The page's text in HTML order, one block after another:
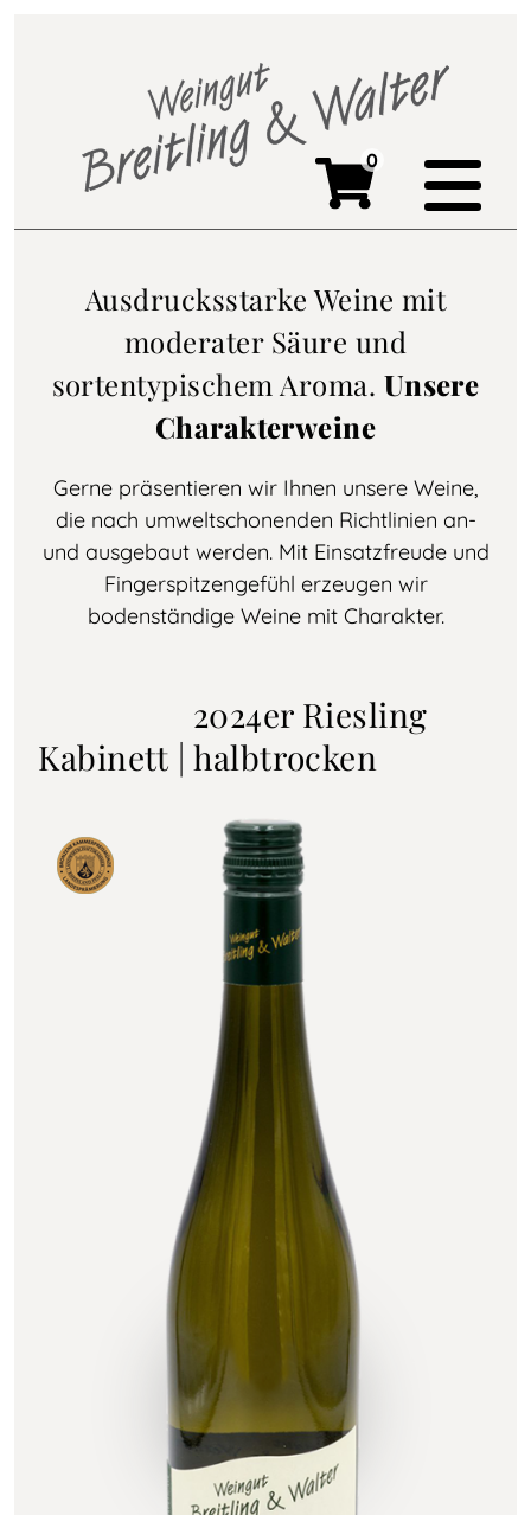
0
Ausdrucksstarke Weine mit
moderater Säure und
sortentypischem Aroma. Unsere
Charakterweine
Gerne präsentieren wir Ihnen unsere Weine,
die nach umweltschonenden Richtlinien an-
und ausgebaut werden. Mit Einsatzfreude und
Fingerspitzengefühl erzeugen wir
bodenständige Weine mit Charakter.
2024er Riesling
Kabinett | halbtrocken